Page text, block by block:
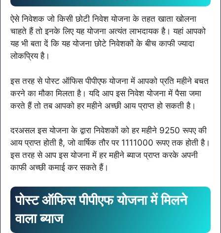
ऐसे निवेशक जो किसी छोटी निवेश योजना के तहत खाता खोलना
चाहते हैं तो इनके लिए यह योजना अत्यंत लाभदायक है। यहां आपको
यह भी बता दें कि यह योजना छोटे निवेशकों के बीच काफी ज्यादा
लोकप्रिय है।
इस तरह से पोस्ट ऑफिस पीपीएफ योजना में आपको प्रति महीने बचत
करने का मौका मिलता है। यदि आप इस निवेश योजना में पैसा जमा
करते हैं तो तब आपको हर महीने अच्छी आय प्राप्त हो सकती है। ‌
दरअसल इस योजना के द्वारा निवेशकों को हर महीने 9250 रूपए की
आय प्राप्त होती है, जो वार्षिक तौर पर 1111000 रूपए तक होती है।
इस तरह से आप इस योजना में हर महीने ब्याज प्राप्त करके अपनी
काफी अच्छी कमाई कर सकते हैं।
पोस्ट ऑफिस पीपीएफ योजना में मिलने
वाला ब्याज